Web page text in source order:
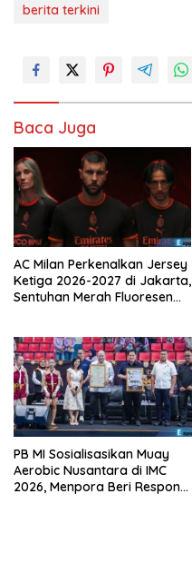
berita terkini
Baca Juga
AC Milan Perkenalkan Jersey
Ketiga 2026-2027 di Jakarta,
Sentuhan Merah Fluoresen
PB MI Sosialisasikan Muay
Aerobic Nusantara di IMC
2026, Menpora Beri Respons